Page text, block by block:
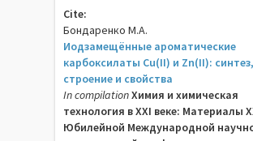
Cite:
Бондаренко М.А.
Иодзамещённые ароматические
карбоксилаты Cu(II) и Zn(II): синтез,
строение и свойства
In compilationХимия и химическая
технология в XXI веке: Материалы
Юбилейной Международной